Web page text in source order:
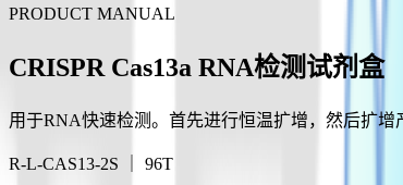
PRODUCT MANUAL
CRISPR Cas13a RNA检测试剂盒
用于RNA快速检测。首先进行恒温扩增，然后扩增
R-L-CAS13-2S ｜ 96T